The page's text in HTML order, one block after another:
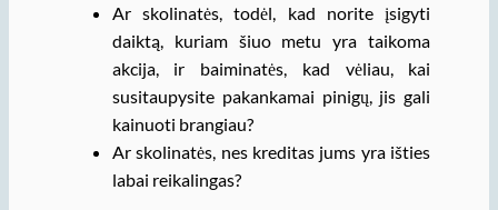
Ar skolinatės, todėl, kad norite įsigyti
daiktą, kuriam šiuo metu yra taikoma
akcija, ir baiminatės, kad vėliau, kai
susitaupysite pakankamai pinigų, jis gali
kainuoti brangiau?
Ar skolinatės, nes kreditas jums yra išties
labai reikalingas?